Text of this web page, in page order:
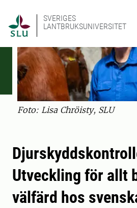
SVERIGES
LANTBRUKSUNIVERSITET
Foto: Lisa Chröisty, SLU
Utveckling för allt
välfärd hos